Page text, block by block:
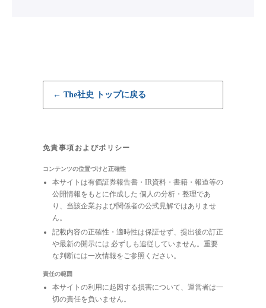
← The社史 トップに戻る
免責事項およびポリシー
コンテンツの位置づけと正確性
本サイトは有価証券報告書・IR資料・書籍・報道等の
公開情報をもとに作成した 個人の分析・整理であ
り、当該企業および関係者の公式見解ではありませ
ん。
記載内容の正確性・適時性は保証せず、提出後の訂正
や最新の開示には 必ずしも追従していません。重要
な判断には一次情報をご参照ください。
責任の範囲
本サイトの利用に起因する損害について、運営者は一
切の責任を負いません。